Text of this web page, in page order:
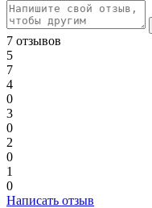
7 отзывов
5
7
4
0
3
0
2
0
1
0
Написать отзыв